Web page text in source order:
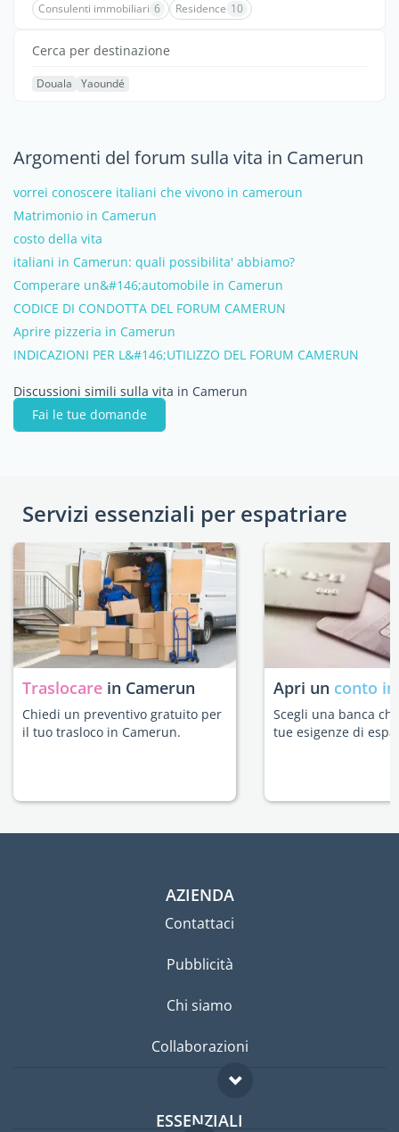
Consulenti immobiliari 6 Residence 10
Cerca per destinazione
Douala Yaoundé
Argomenti del forum sulla vita in Camerun
vorrei conoscere italiani che vivono in cameroun
Matrimonio in Camerun
costo della vita
italiani in Camerun: quali possibilita' abbiamo?
Comperare un&#146;automobile in Camerun
CODICE DI CONDOTTA DEL FORUM CAMERUN
Aprire pizzeria in Camerun
INDICAZIONI PER L&#146;UTILIZZO DEL FORUM CAMERUN
Discussioni simili sulla vita in Camerun
Fai le tue domande
Servizi essenziali per espatriare
Traslocare in Camerun
Chiedi un preventivo gratuito per
il tuo trasloco in Camerun.
Apri un conto
Scegli una banca
tue esigenze di
AZIENDA
Contattaci
Pubblicità
Chi siamo
Collaborazioni
ESSENZIALI